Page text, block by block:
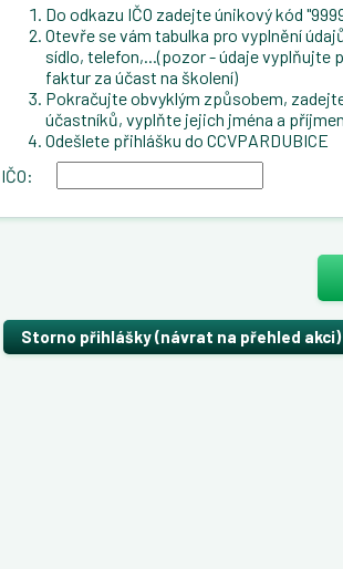
Do odkazu IČO zadejte únikový kód
Otevře se vám tabulka pro vyplnění
sídlo, telefon,...(pozor - údaje vyplňujte
faktur za účast na školení)
Pokračujte obvyklým způsobem,
účastníků, vyplňte jejich jména a
Odešlete přihlášku do CCVPARDUBICE
IČO:
Storno přihlášky (návrat na přehled akci)